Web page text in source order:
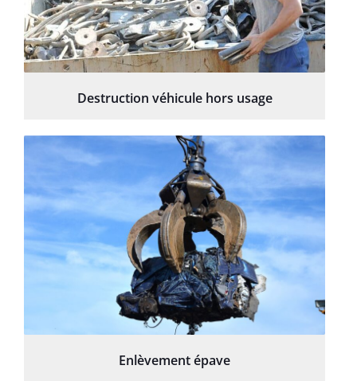
Destruction véhicule hors usage
Enlèvement épave